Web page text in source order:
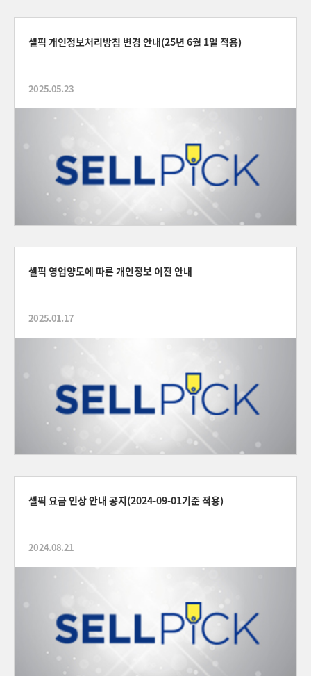
셀픽 개인정보처리방침 변경 안내(25년 6월 1일 적용)
2025.05.23
셀픽 영업양도에 따른 개인정보 이전 안내
2025.01.17
셀픽 요금 인상 안내 공지(2024-09-01기준 적용)
2024.08.21